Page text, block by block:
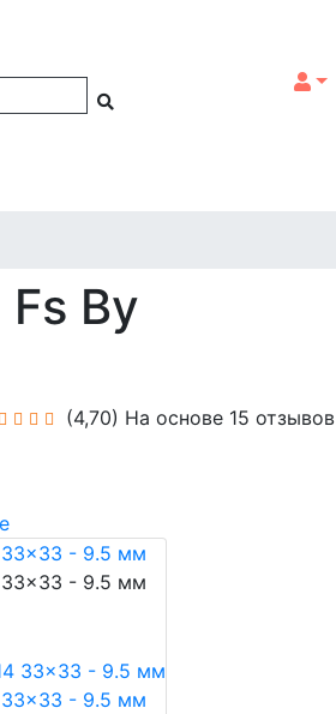
By
(4,70) На основе 15 отзывов
33x33 - 9.5 мм
33x33 - 9.5 мм
33x33 - 9.5 мм